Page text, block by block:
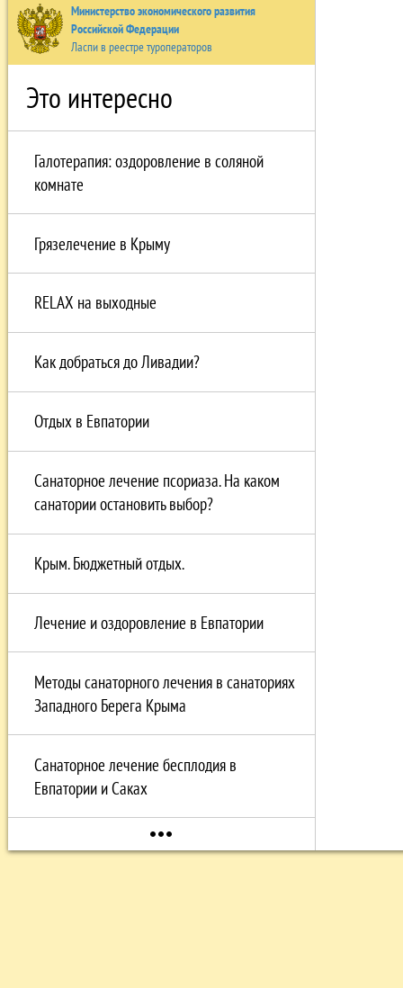
Министерство экономического развития
Российской Федерации
Ласпи в реестре туроператоров
Это интересно
Галотерапия: оздоровление в соляной
комнате
Грязелечение в Крыму
RELAX на выходные
Как добраться до Ливадии?
Отдых в Eвпатории
Санаторное лечение псориаза. На каком
санатории остановить выбор?
Крым. Бюджетный отдых.
Лечение и оздоровление в Евпатории
Методы санаторного лечения в санаториях
Западного Берега Крыма
Санаторное лечение бесплодия в
Евпатории и Саках
more_horiz